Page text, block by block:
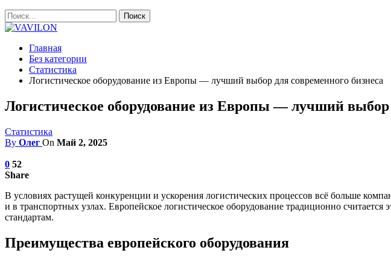
Главная
Без категории
Статистика
Логистическое оборудование из Европы — лучший выбор для современного бизнеса
Логистическое оборудование из Европы — лучший выбор
Статистика
By Олег On Май 2, 2025
0 52
Share
В условиях растущей конкуренции и ускорения логистических процессов всё больше
и в транспортных узлах. Европейское логистическое оборудование традиционно
стандартам.
Преимущества европейского оборудования